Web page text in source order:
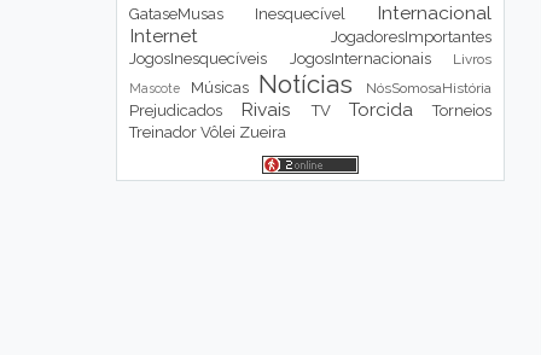
GataseMusas Inesquecível
Internacional
Internet
JogadoresImportantes
JogosInesquecíveis
JogosInternacionais Livros
Mascote Músicas Notícias NósSomosaHistória
Prejudicados Rivais TV Torcida
Torneios
Treinador Vôlei Zueira